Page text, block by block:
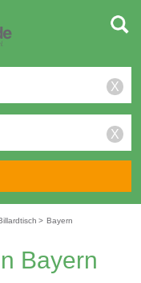
X
X
> Bayern
Bayern